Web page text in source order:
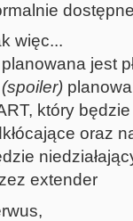
więc...
planowana jest
(spoiler)
który
oraz
extender